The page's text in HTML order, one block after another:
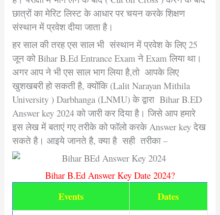
छात्रों का मेरिट लिस्ट के आधार पर चयन करके शिक्षण
संस्थान में प्रवेश दीया जाता है।
हर साल की तरह एस साल भी संस्थान में प्रवेश के लिए 25
जून को Bihar B.Ed Entrance Exam ने Exam लिया था।
अगर आप ने भी एस साल भाग लिया है,तो आपके लिए
खुशखबरी हो सकती है, क्योंकि (Lalit Narayan Mithila
University ) Darbhanga (LNMU) के द्वारा Bihar B.ED
Answer key 2024 को जारी कर दिया है। जिसे आप हमारे
इस लेख में बताएं गए तरीके को फॉलो करके Answer key देख
सकते है। आइये जानते है, क्या है सही तरीका –
Bihar B.Ed Answer Key Date 2024?
Events
Dates